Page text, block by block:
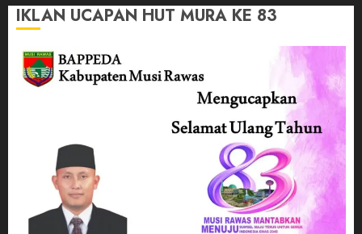
IKLAN UCAPAN HUT MURA KE 83